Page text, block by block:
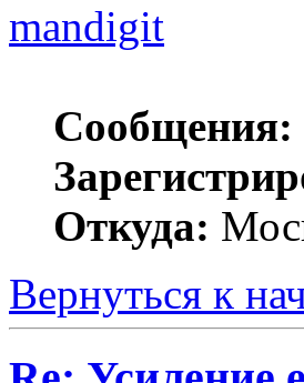
mandigit
Сообщения:
Откуда:
Вернуться к